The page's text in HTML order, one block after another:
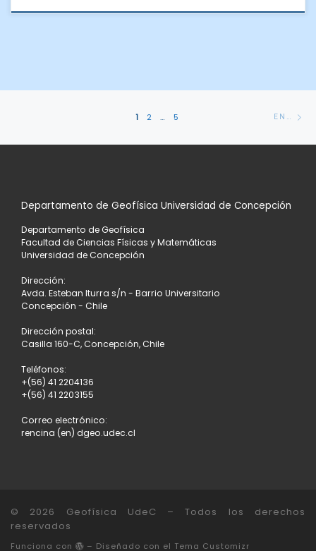
entradas
1 2 … 5 ENTRADAS ANTERIORES
Departamento de Geofísica Universidad de Concepción
Departamento de Geofísica
Facultad de Ciencias Físicas y Matemáticas
Universidad de Concepción
Dirección:
Avda. Esteban Iturra s/n - Barrio Universitario
Concepción - Chile
Dirección postal:
Casilla 160-C, Concepción, Chile
Teléfonos:
+(56) 41 2204136
+(56) 41 2203155
Correo electrónico:
rencina (en) dgeo.udec.cl
© 2026 Geofísica UdeC – Todos los derechos
reservados
Funciona con – Diseñado con el Tema Customizr